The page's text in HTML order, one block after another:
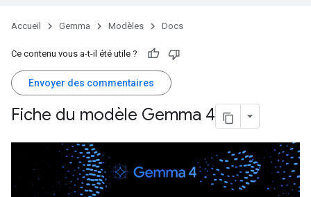
Accueil Gemma Modèles Docs
Ce contenu vous a-t-il été utile ?
Envoyer des commentaires
Fiche du modèle Gemma 4